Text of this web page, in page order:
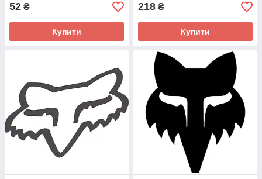
52 ₴
Купити
218 ₴
Купити